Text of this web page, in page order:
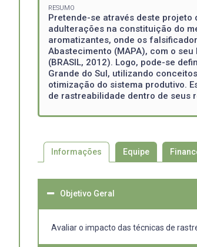
RESUMO
Pretende-se através deste projeto
adulterações na constituição do
aromatizantes, onde os
Abastecimento (MAPA), com o
(BRASIL, 2012). Logo, pode-se
Grande do Sul, utilizando
otimização do sistema produtivo.
de rastreabilidade dentro de seus
Informações Equipe
Objetivo Geral
Avaliar o impacto das técnicas de